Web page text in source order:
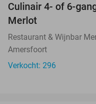
Culinair 4- of 6-
Merlot
Restaurant & Wijnbar
Amersfoort
Verkocht: 296